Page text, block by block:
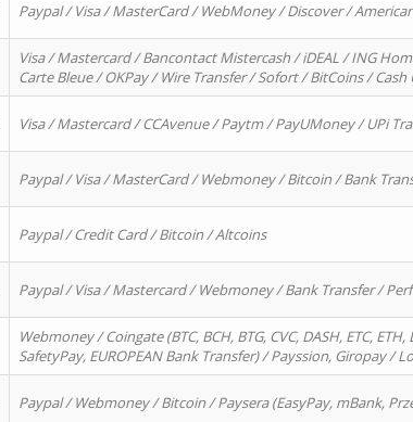
Paypal / Visa / MasterCard / WebMoney / Discover /
Visa / Mastercard / Bancontact Mistercash / iDEAL / ING
Carte Bleue / OKPay / Wire Transfer / Sofort / BitCoins /
Visa / Mastercard / CCAvenue / Paytm / PayUMoney / UPi
Paypal / Visa / MasterCard / Webmoney / Bitcoin / Bank
Paypal / Credit Card / Bitcoin / Altcoins
Paypal / Visa / Mastercard / Webmoney / Bank Transfer /
Webmoney / Coingate (BTC, BCH, BTG, CVC, DASH, ETC,
SafetyPay, EUROPEAN Bank Transfer) / Payssion, Giropay /
Paypal / Webmoney / Bitcoin / Paysera (EasyPay, mBank,